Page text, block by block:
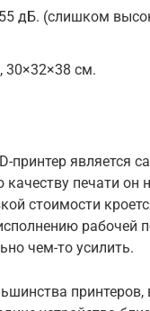
дБ. (слишком
30×32×38 см.
принтер
печати он
стоимости
рабочей
чем-то усилить.